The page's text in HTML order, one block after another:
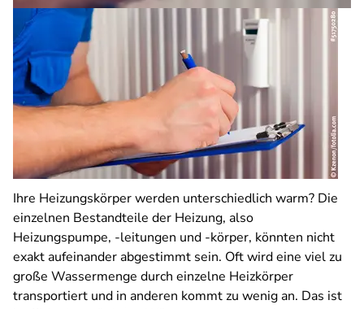
Ihre Heizungskörper werden unterschiedlich warm? Die
einzelnen Bestandteile der Heizung, also
Heizungspumpe, -leitungen und -körper, könnten nicht
exakt aufeinander abgestimmt sein. Oft wird eine viel zu
große Wassermenge durch einzelne Heizkörper
transportiert und in anderen kommt zu wenig an. Das ist